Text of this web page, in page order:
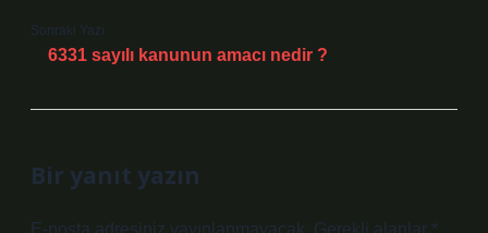
Sonraki Yazı
6331 sayılı kanunun amacı nedir ?
Bir yanıt yazın
E-posta adresiniz yayınlanmayacak. Gerekli alanlar *